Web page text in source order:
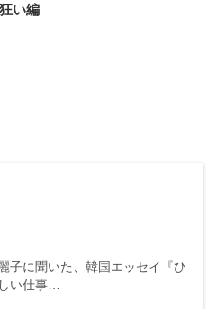
い編
子に聞いた、韓国エッセイ『ひ
い仕事…